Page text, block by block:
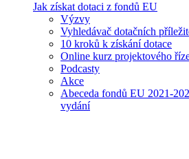
Jak získat dotaci z fondů EU
Výzvy
Vyhledávač dotačních
10 kroků k získání dotace
Online kurz projektového
Podcasty
Akce
Abeceda fondů EU 2021-
vydání